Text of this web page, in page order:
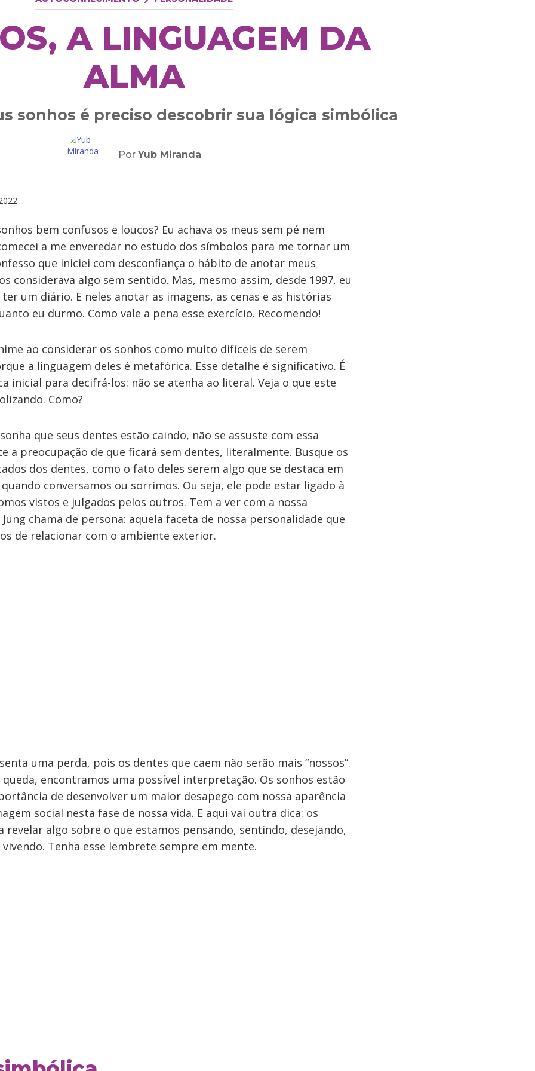
A LINGUAGEM DA
ALMA
sonhos é preciso descobrir sua lógica simbólica
Por Yub Miranda
bem confusos e loucos? Eu achava os meus sem pé nem
a me enveredar no estudo dos símbolos para me tornar um
que iniciei com desconfiança o hábito de anotar meus
considerava algo sem sentido. Mas, mesmo assim, desde 1997, eu
um diário. E neles anotar as imagens, as cenas e as histórias
eu durmo. Como vale a pena esse exercício. Recomendo!
ao considerar os sonhos como muito difíceis de serem
a linguagem deles é metafórica. Esse detalhe é significativo. É
inicial para decifrá-los: não se atenha ao literal. Veja o que este
Como?
que seus dentes estão caindo, não se assuste com essa
a preocupação de que ficará sem dentes, literalmente. Busque os
dos dentes, como o fato deles serem algo que se destaca em
conversamos ou sorrimos. Ou seja, ele pode estar ligado à
vistos e julgados pelos outros. Tem a ver com a nossa
chama de persona: aquela faceta de nossa personalidade que
de relacionar com o ambiente exterior.
uma perda, pois os dentes que caem não serão mais “nossos”.
encontramos uma possível interpretação. Os sonhos estão
de desenvolver um maior desapego com nossa aparência
social nesta fase de nossa vida. E aqui vai outra dica: os
revelar algo sobre o que estamos pensando, sentindo, desejando,
Tenha esse lembrete sempre em mente.